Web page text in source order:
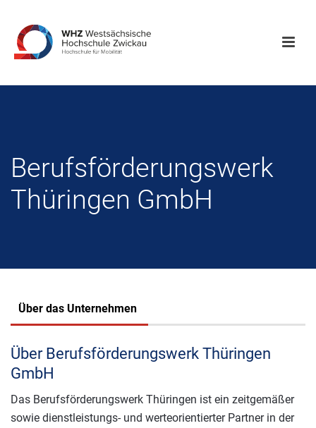
Berufsförderungswerk
Thüringen GmbH
Über das Unternehmen
Über Berufsförderungswerk Thüringen
GmbH
Das Berufsförderungswerk Thüringen ist ein zeitgemäßer
sowie dienstleistungs- und werteorientierter Partner in der